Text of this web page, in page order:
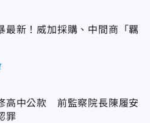
最新！威加採購、中間商「羈
高中公款 前監察院長陳履安
罪